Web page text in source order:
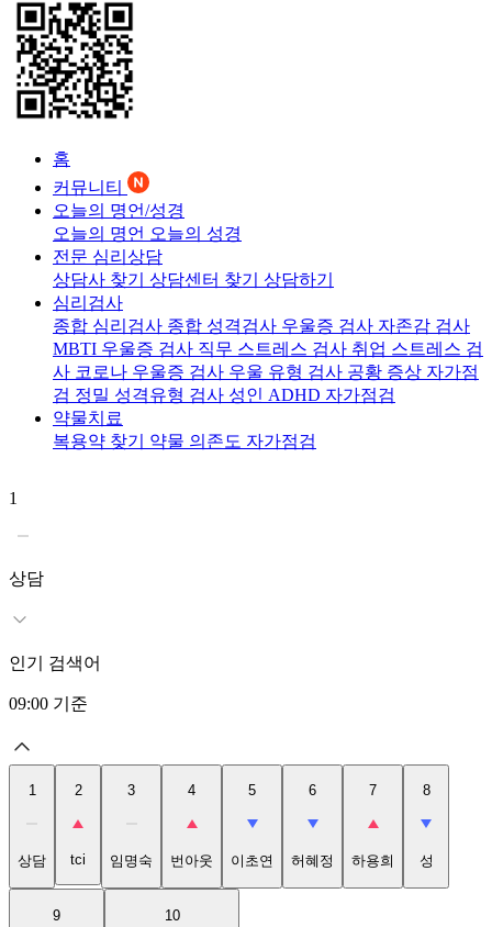
홈
커뮤니티
오늘의 명언/성경
오늘의 명언 오늘의 성경
전문 심리상담
상담사 찾기 상담센터 찾기 상담하기
심리검사
종합 심리검사 종합 성격검사 우울증 검사 자존감 검사
MBTI 우울증 검사 직무 스트레스 검사 취업 스트레스 검
사 코로나 우울증 검사 우울 유형 검사 공황 증상 자가점
검 정밀 성격유형 검사 성인 ADHD 자가점검
약물치료
복용약 찾기 약물 의존도 자가점검
1
상담
인기 검색어
09:00 기준
1
상담
2
tci
3
임명숙
4
번아웃
5
이초연
6
허혜정
7
하용희
8
성
9 10